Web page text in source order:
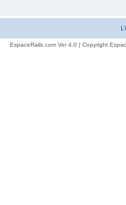
EspaceRails.com Ver 4.0 | Copyright